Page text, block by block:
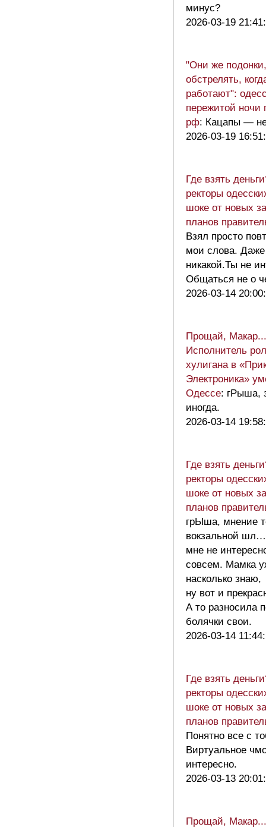
минус?
2026-03-19
"Они же
обстрелять,
работают":
пережитой ночи
рф: Кацапы —
2026-03-19
Где взять
ректоры
шоке от новых
планов
Взял просто
мои слова.
никакой.Ты не
Общаться не о
2026-03-14
Прощай, Макар...
Исполнитель
хулигана в
Электроника»
Одессе: гРыша,
иногда.
2026-03-14
Где взять
ректоры
шоке от новых
планов
грЫша, мнение
вокзальной
мне не
совсем. Мамка
насколько знаю,
ну вот и
А то разносила
болячки свои.
2026-03-14
Где взять
ректоры
шоке от новых
планов
Понятно все с
Виртуальное
интересно.
2026-03-13
Прощай, Макар...